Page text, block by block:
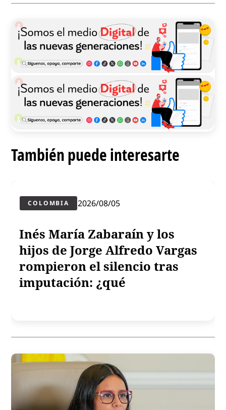
También puede interesarte
COLOMBIA 2026/08/05
Inés María Zabaraín y los
hijos de Jorge Alfredo Vargas
rompieron el silencio tras
imputación: ¿qué